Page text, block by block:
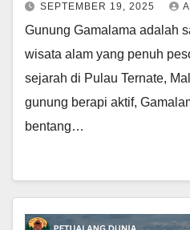
SEPTEMBER 19, 2025
Gunung Gamalama adalah
wisata alam yang penuh
sejarah di Pulau Ternate,
gunung berapi aktif,
bentang…